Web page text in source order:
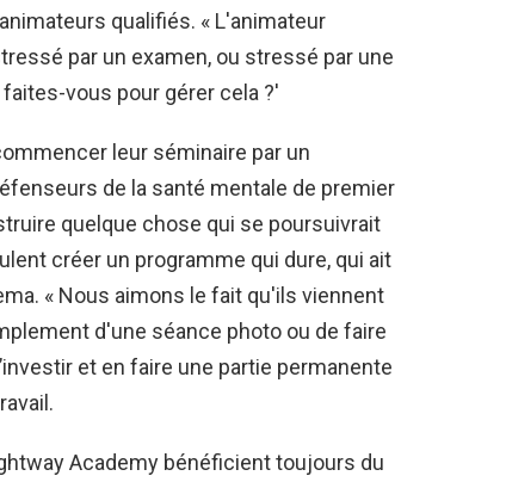
qualifiés. « L'animateur
par un examen, ou stressé par une
vous pour gérer cela ?'
leur séminaire par un
de la santé mentale de premier
quelque chose qui se poursuivrait
créer un programme qui dure, qui ait
« Nous aimons le fait qu'ils viennent
d'une séance photo ou de faire
et en faire une partie permanente
Academy bénéficient toujours du